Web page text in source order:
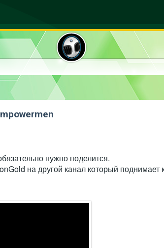
нужно поделится.
на другой канал который